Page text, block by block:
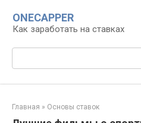
контенту
ONECAPPER
Как заработать на ставках
Поиск:
Главная » Основы ставок